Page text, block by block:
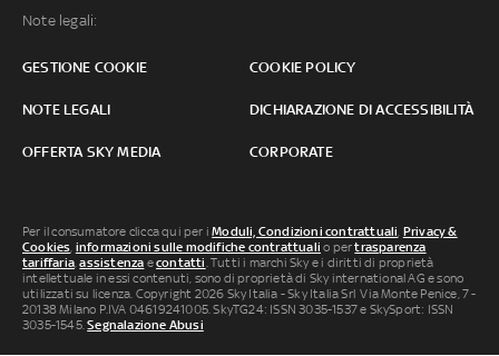
Note legali:
GESTIONE COOKIE COOKIE POLICY
NOTE LEGALI DICHIARAZIONE DI ACCESSIBILITÀ
OFFERTA SKY MEDIA CORPORATE
Per il consumatore clicca qui per iModuli, Condizioni contrattuali, Privacy &
Cookies, informazioni sulle modifiche contrattuali o pertrasparenza
tariffaria,assistenza econtatti. Tutti i marchi Sky e i diritti di proprietà
intellettuale in essi contenuti, sono di proprietà di Sky international AG e sono
utilizzati su licenza. Copyright 2026 Sky Italia - Sky Italia Srl Via Monte Penice, 7 -
20138 Milano P.IVA 04619241005. SkyTG24: ISSN 3035-1537 e SkySport: ISSN
3035-1545.Segnalazione Abusi